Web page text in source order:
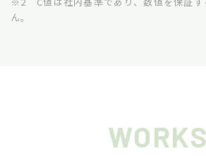
ん。
WORKS